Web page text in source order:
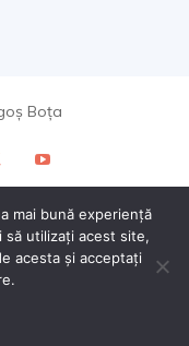
Boța
mai bună experiență
utilizați acest site,
acesta și acceptați